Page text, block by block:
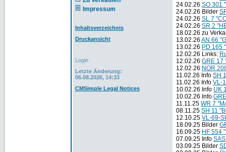
Impressum
Inhaltsverzeichnis
Druckansicht
Login
Letzte Änderung:
06.08.2026, 14:33
CMSimple Legal Notices
24.02.26 SO 301
24.02.26 Bilder
24.02.26 SL 7
24.02.26 SR 2
18.02.26 zu
13.02.26 AN 66
13.02.26 PD 165
12.02.26 Links:
12.02.26 GRE 17
12.02.26 NOR
11.02.26 Info SH
11.02.26 Info VL-
10.02.26 Info UK
10.02.26 Info
11.11.25 WR 7
08.11.25 SH 11
12.10.25 VL-69-
18.09.25 Bilder
16.09.25 HF 554
07.09.25 Info
03.09.25 Bilder